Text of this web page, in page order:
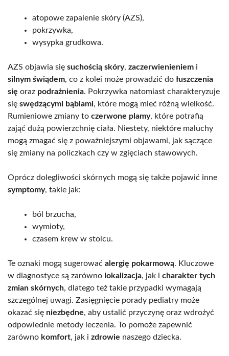
atopowe zapalenie skóry (AZS),
pokrzywka,
wysypka grudkowa.
AZS objawia się suchością skóry, zaczerwienieniem i
silnym świądem, co z kolei może prowadzić do łuszczenia
się oraz podrażnienia. Pokrzywka natomiast charakteryzuje
się swędzącymi bąblami, które mogą mieć różną wielkość.
Rumieniowe zmiany to czerwone plamy, które potrafią
zająć dużą powierzchnię ciała. Niestety, niektóre maluchy
mogą zmagać się z poważniejszymi objawami, jak sączące
się zmiany na policzkach czy w zgięciach stawowych.
Oprócz dolegliwości skórnych mogą się także pojawić inne
symptomy, takie jak:
ból brzucha,
wymioty,
czasem krew w stolcu.
Te oznaki mogą sugerować alergię pokarmową. Kluczowe
w diagnostyce są zarówno lokalizacja, jak i charakter tych
zmian skórnych, dlatego też takie przypadki wymagają
szczególnej uwagi. Zasięgnięcie porady pediatry może
okazać się niezbędne, aby ustalić przyczynę oraz wdrożyć
odpowiednie metody leczenia. To pomoże zapewnić
zarówno komfort, jak i zdrowie naszego dziecka.